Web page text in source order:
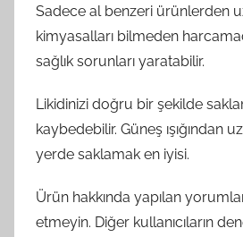
Sadece al benzeri ürünlerden
kimyasalları bilmeden
sağlık sorunları yaratabilir.
Likidinizi doğru bir şekilde
kaybedebilir. Güneş ışığından
yerde saklamak en iyisi.
Ürün hakkında yapılan
etmeyin. Diğer kullanıcıların